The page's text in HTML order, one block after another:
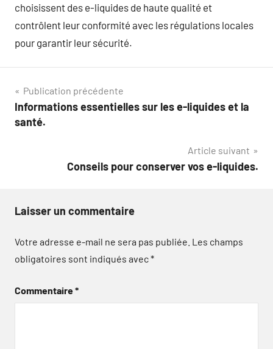
choisissent des e-liquides de haute qualité et
contrôlent leur conformité avec les régulations locales
pour garantir leur sécurité.
Navigation
de
Publication précédente
Informations essentielles sur les e-liquides et la
santé.
Article suivant
Conseils pour conserver vos e-liquides.
Laisser un commentaire
Votre adresse e-mail ne sera pas publiée. Les champs
obligatoires sont indiqués avec*
Commentaire*